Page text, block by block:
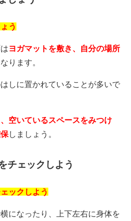
う
ヨガマットを敷き、自分の場所
ります。
しに置かれていることが多いで
空いているスペースをみつけ
しましょう。
チェックしよう
ックしよう
になったり、上下左右に身体を